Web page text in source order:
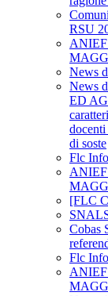
RSU
News
News
ED
di soste
Flc
[FLC
Cobas
Flc